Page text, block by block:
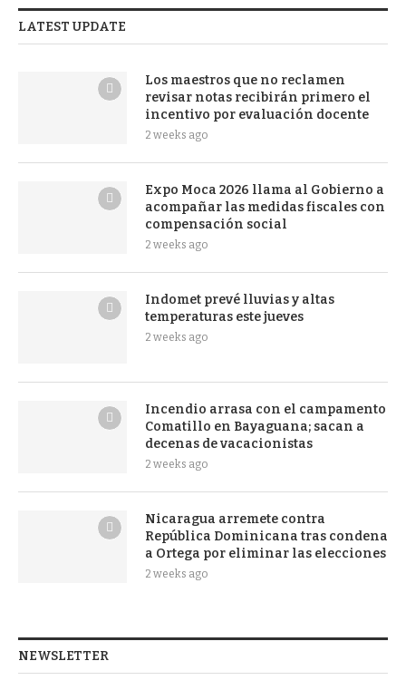
LATEST UPDATE
Los maestros que no reclamen
revisar notas recibirán primero el
incentivo por evaluación docente
2 weeks ago
Expo Moca 2026 llama al Gobierno a
acompañar las medidas fiscales con
compensación social
2 weeks ago
Indomet prevé lluvias y altas
temperaturas este jueves
2 weeks ago
Incendio arrasa con el campamento
Comatillo en Bayaguana; sacan a
decenas de vacacionistas
2 weeks ago
Nicaragua arremete contra
República Dominicana tras condena
a Ortega por eliminar las elecciones
2 weeks ago
NEWSLETTER